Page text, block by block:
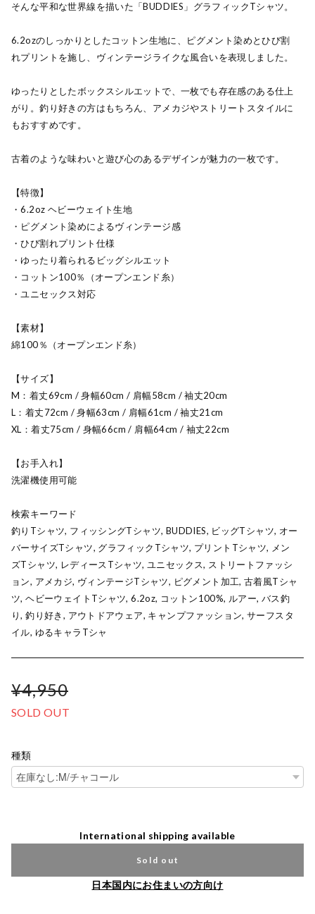
そんな平和な世界線を描いた「BUDDIES」グラフィックTシャツ。
6.2ozのしっかりとしたコットン生地に、ピグメント染めとひび割
れプリントを施し、ヴィンテージライクな風合いを表現しました。
ゆったりとしたボックスシルエットで、一枚でも存在感のある仕上
がり。釣り好きの方はもちろん、アメカジやストリートスタイルに
もおすすめです。
古着のような味わいと遊び心のあるデザインが魅力の一枚です。
【特徴】
・6.2oz ヘビーウェイト生地
・ピグメント染めによるヴィンテージ感
・ひび割れプリント仕様
・ゆったり着られるビッグシルエット
・コットン100％（オープンエンド糸）
・ユニセックス対応
【素材】
綿100％（オープンエンド糸）
【サイズ】
M：着丈69cm / 身幅60cm / 肩幅58cm / 袖丈20cm
L：着丈72cm / 身幅63cm / 肩幅61cm / 袖丈21cm
XL：着丈75cm / 身幅66cm / 肩幅64cm / 袖丈22cm
【お手入れ】
洗濯機使用可能
検索キーワード
釣りTシャツ, フィッシングTシャツ, BUDDIES, ビッグTシャツ, オー
バーサイズTシャツ, グラフィックTシャツ, プリントTシャツ, メン
ズTシャツ, レディースTシャツ, ユニセックス, ストリートファッシ
ョン, アメカジ, ヴィンテージTシャツ, ピグメント加工, 古着風Tシャ
ツ, ヘビーウェイトTシャツ, 6.2oz, コットン100%, ルアー, バス釣
り, 釣り好き, アウトドアウェア, キャンプファッション, サーフスタ
イル, ゆるキャラTシャ
¥4,950
SOLD OUT
種類
International shipping available
Sold out
日本国内にお住まいの方向け